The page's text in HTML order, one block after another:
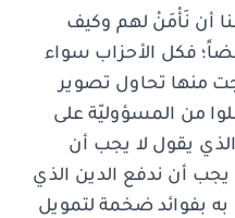
أن نَأْمَنْ لهم وكيف
فكل الأحزاب سواء
منها تحاول تصوير
من المسؤوليّة على
يقول لا يجب أن
يجب أن ندفع الدين الذي
بفوائد ضخمة لتمويل